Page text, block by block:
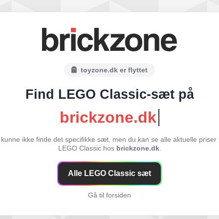
toyzone.dk er flyttet
Find LEGO Classic-sæt på
brickzone.dk
ikke finde det specifikke sæt, men du kan se alle aktuelle priser
LEGO Classic hos brickzone.dk.
Alle LEGO Classic sæt
Gå til forsiden